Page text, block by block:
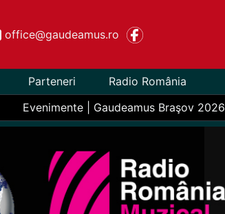
office@gaudeamus.ro
Parteneri
Radio România
Evenimente | Gaudeamus Braşov 2026